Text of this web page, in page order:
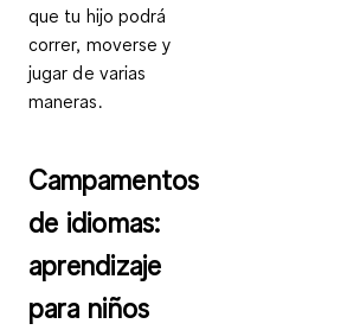
que tu hijo podrá
correr, moverse y
jugar de varias
maneras.
Campamentos
de idiomas:
aprendizaje
para niños